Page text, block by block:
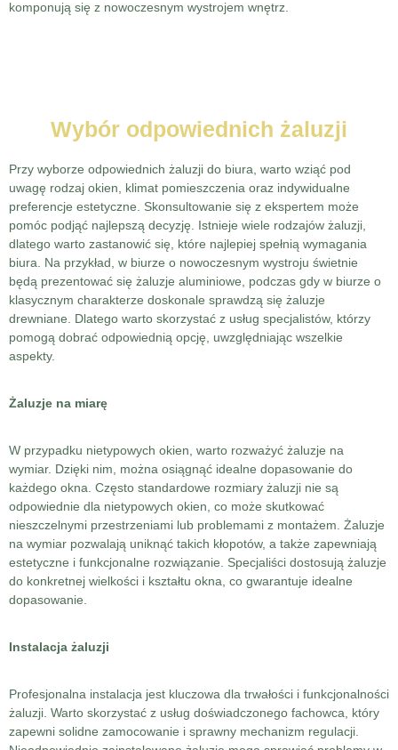
komponują się z nowoczesnym wystrojem wnętrz.
Wybór odpowiednich żaluzji
Przy wyborze odpowiednich żaluzji do biura, warto wziąć pod
uwagę rodzaj okien, klimat pomieszczenia oraz indywidualne
preferencje estetyczne. Skonsultowanie się z ekspertem może
pomóc podjąć najlepszą decyzję. Istnieje wiele rodzajów żaluzji,
dlatego warto zastanowić się, które najlepiej spełnią wymagania
biura. Na przykład, w biurze o nowoczesnym wystroju świetnie
będą prezentować się żaluzje aluminiowe, podczas gdy w biurze o
klasycznym charakterze doskonale sprawdzą się żaluzje
drewniane. Dlatego warto skorzystać z usług specjalistów, którzy
pomogą dobrać odpowiednią opcję, uwzględniając wszelkie
aspekty.
Żaluzje na miarę
W przypadku nietypowych okien, warto rozważyć żaluzje na
wymiar. Dzięki nim, można osiągnąć idealne dopasowanie do
każdego okna. Często standardowe rozmiary żaluzji nie są
odpowiednie dla nietypowych okien, co może skutkować
nieszczelnymi przestrzeniami lub problemami z montażem. Żaluzje
na wymiar pozwalają uniknąć takich kłopotów, a także zapewniają
estetyczne i funkcjonalne rozwiązanie. Specjaliści dostosują żaluzje
do konkretnej wielkości i kształtu okna, co gwarantuje idealne
dopasowanie.
Instalacja żaluzji
Profesjonalna instalacja jest kluczowa dla trwałości i funkcjonalności
żaluzji. Warto skorzystać z usług doświadczonego fachowca, który
zapewni solidne zamocowanie i sprawny mechanizm regulacji.